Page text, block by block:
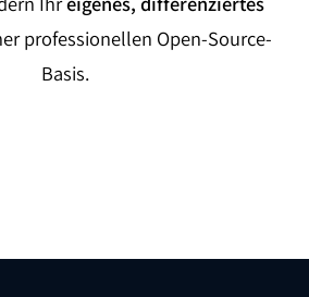
professionellen Open-Source-
Basis.